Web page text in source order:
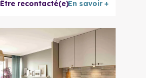
Être recontacté(e)En savoir +